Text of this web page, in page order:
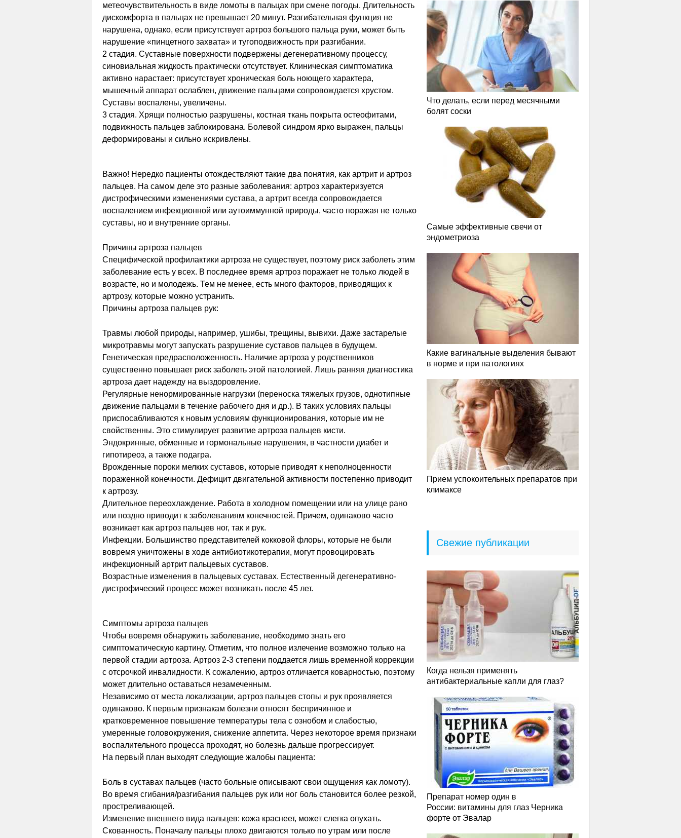
метеочувствительность в виде ломоты в пальцах при смене погоды. Длительность
дискомфорта в пальцах не превышает 20 минут. Разгибательная функция не
нарушена, однако, если присутствует артроз большого пальца руки, может быть
нарушение «пинцетного захвата» и тугоподвижность при разгибании.
2 стадия. Суставные поверхности подвержены дегенеративному процессу,
синовиальная жидкость практически отсутствует. Клиническая симптоматика
активно нарастает: присутствует хроническая боль ноющего характера,
мышечный аппарат ослаблен, движение пальцами сопровождается хрустом.
Суставы воспалены, увеличены.
3 стадия. Хрящи полностью разрушены, костная ткань покрыта остеофитами,
подвижность пальцев заблокирована. Болевой синдром ярко выражен, пальцы
деформированы и сильно искривлены.
Важно! Нередко пациенты отождествляют такие два понятия, как артрит и артроз
пальцев. На самом деле это разные заболевания: артроз характеризуется
дистрофическими изменениями сустава, а артрит всегда сопровождается
воспалением инфекционной или аутоиммунной природы, часто поражая не только
суставы, но и внутренние органы.
Причины артроза пальцев
Специфической профилактики артроза не существует, поэтому риск заболеть этим
заболевание есть у всех. В последнее время артроз поражает не только людей в
возрасте, но и молодежь. Тем не менее, есть много факторов, приводящих к
артрозу, которые можно устранить.
Причины артроза пальцев рук:
Травмы любой природы, например, ушибы, трещины, вывихи. Даже застарелые
микротравмы могут запускать разрушение суставов пальцев в будущем.
Генетическая предрасположенность. Наличие артроза у родственников
существенно повышает риск заболеть этой патологией. Лишь ранняя диагностика
артроза дает надежду на выздоровление.
Регулярные ненормированные нагрузки (переноска тяжелых грузов, однотипные
движение пальцами в течение рабочего дня и др.). В таких условиях пальцы
приспосабливаются к новым условиям функционирования, которые им не
свойственны. Это стимулирует развитие артроза пальцев кисти.
Эндокринные, обменные и гормональные нарушения, в частности диабет и
гипотиреоз, а также подагра.
Врожденные пороки мелких суставов, которые приводят к неполноценности
пораженной конечности. Дефицит двигательной активности постепенно приводит
к артрозу.
Длительное переохлаждение. Работа в холодном помещении или на улице рано
или поздно приводит к заболеваниям конечностей. Причем, одинаково часто
возникает как артроз пальцев ног, так и рук.
Инфекции. Большинство представителей кокковой флоры, которые не были
вовремя уничтожены в ходе антибиотикотерапии, могут провоцировать
инфекционный артрит пальцевых суставов.
Возрастные изменения в пальцевых суставах. Естественный дегенеративно-
дистрофический процесс может возникать после 45 лет.
Симптомы артроза пальцев
Чтобы вовремя обнаружить заболевание, необходимо знать его
симптоматическую картину. Отметим, что полное излечение возможно только на
первой стадии артроза. Артроз 2-3 степени поддается лишь временной коррекции
с отсрочкой инвалидности. К сожалению, артроз отличается коварностью, поэтому
может длительно оставаться незамеченным.
Независимо от места локализации, артроз пальцев стопы и рук проявляется
одинаково. К первым признакам болезни относят беспричинное и
кратковременное повышение температуры тела с ознобом и слабостью,
умеренные головокружения, снижение аппетита. Через некоторое время признаки
воспалительного процесса проходят, но болезнь дальше прогрессирует.
На первый план выходят следующие жалобы пациента:
Боль в суставах пальцев (часто больные описывают свои ощущения как ломоту).
Во время сгибания/разгибания пальцев рук или ног боль становится более резкой,
простреливающей.
Изменение внешнего вида пальцев: кожа краснеет, может слегка опухать.
Скованность. Поначалу пальцы плохо двигаются только по утрам или после
Что делать, если перед месячными
болят соски
Самые эффективные свечи от
эндометриоза
Какие вагинальные выделения бывают
в норме и при патологиях
Прием успокоительных препаратов при
климаксе
Свежие публикации
Когда нельзя применять
антибактериальные капли для глаз?
Препарат номер один в
России: витамины для глаз Черника
форте от Эвалар